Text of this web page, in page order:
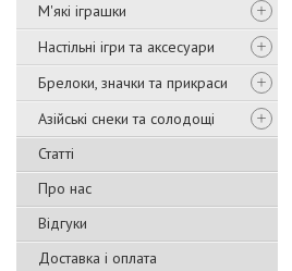
М'які іграшки
Настільні ігри та аксесуари
Брелоки, значки та прикраси
Азійські снеки та солодощі
Статті
Про нас
Відгуки
Доставка і оплата